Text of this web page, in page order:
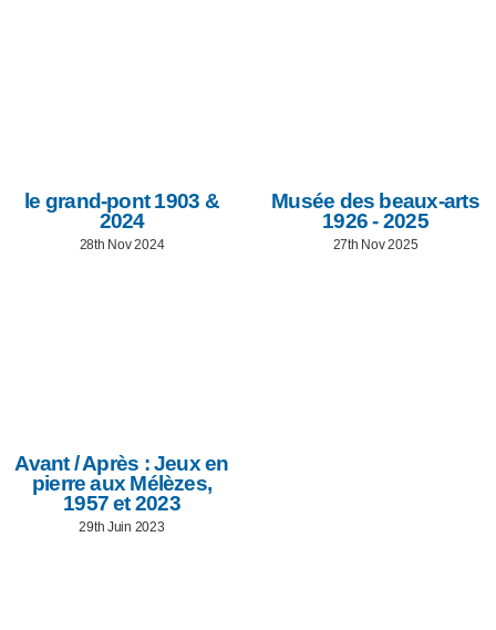
le grand-pont 1903 &
2024
28th Nov 2024
Musée des beaux-arts
1926 - 2025
27th Nov 2025
Avant / Après : Jeux en
pierre aux Mélèzes,
1957 et 2023
29th Juin 2023